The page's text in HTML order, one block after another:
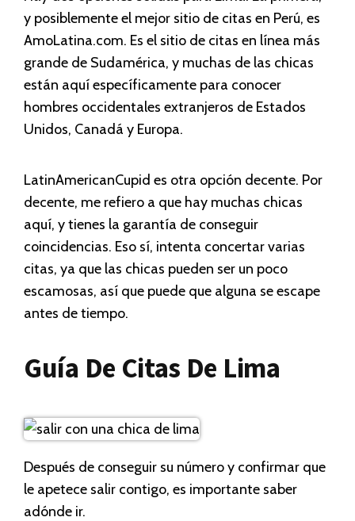
y posiblemente el mejor sitio de citas en Perú, es
AmoLatina.com. Es el sitio de citas en línea más
grande de Sudamérica, y muchas de las chicas
están aquí específicamente para conocer
hombres occidentales extranjeros de Estados
Unidos, Canadá y Europa.
LatinAmericanCupid es otra opción decente. Por
decente, me refiero a que hay muchas chicas
aquí, y tienes la garantía de conseguir
coincidencias. Eso sí, intenta concertar varias
citas, ya que las chicas pueden ser un poco
escamosas, así que puede que alguna se escape
antes de tiempo.
Guía De Citas De Lima
Después de conseguir su número y confirmar que
le apetece salir contigo, es importante saber
adónde ir.